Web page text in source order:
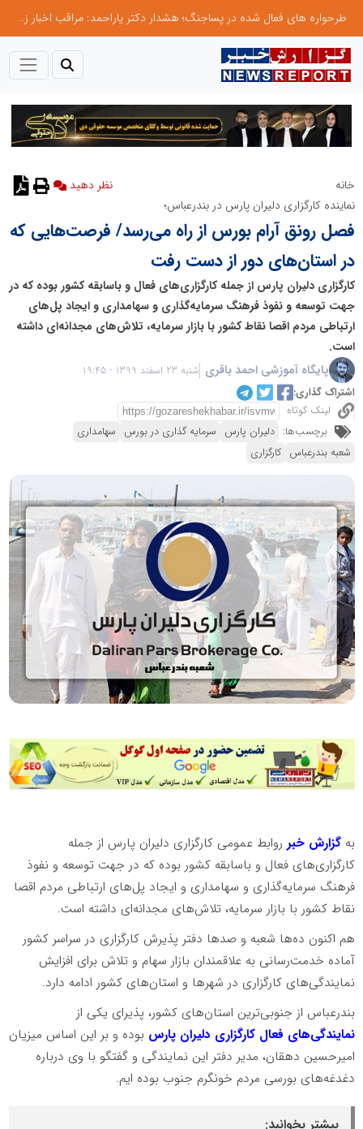
طرحواره های فعال شده در پساجنگ؛ هشدار دکتر یاراحمد: مراقب اخبار زرد و واکنش های هیجانی باشید
خانه
نظر دهید
نماینده کارگزاری دلیران پارس در بندرعباس؛
فصل رونق آرام بورس از راه می‌رسد/ فرصت‌هایی که
در استان‌های دور از دست رفت
کارگزاری دلیران پارس از جمله کارگزاری‌های فعال و باسابقه کشور بوده که در
جهت توسعه و نفوذ فرهنگ سرمایه‌گذاری و سهامداری و ایجاد پل‌های
ارتباطی مردم اقصا نقاط کشور با بازار سرمایه، تلاش‌های مجدانه‌ای داشته
است.
پایگاه آموزشی احمد باقری شنبه 23 اسفند 1399 - 19:45
اشتراک گذاری:
لینک کوتاه
برچسب‌ها: دلیران پارس سرمایه گذاری در بورس سهامداری
شعبه بندرعباس کارگزاری
بهگزارش خبر روابط عمومی کارگزاری دلیران پارس از جمله
کارگزاری‌های فعال و باسابقه کشور بوده که در جهت توسعه و نفوذ
فرهنگ سرمایه‌گذاری و سهامداری و ایجاد پل‌های ارتباطی مردم اقصا
نقاط کشور با بازار سرمایه، تلاش‌های مجدانه‌ای داشته است.
هم اکنون ده‌ها شعبه و صد‌ها دفتر پذیرش کارگزاری در سراسر کشور
آماده خدمت‌رسانی به علاقمندان بازار سهام و تلاش برای افزایش
نمایندگی‌های کارگزاری در شهر‌ها و استان‌های کشور ادامه دارد.
بندرعباس از جنوبی‌ترین استان‌های کشور، پذیرای یکی از
نمایندگی‌های فعال کارگزاری دلیران پارس بوده و بر این اساس میزیان
امیرحسین دهقان، مدیر دفتر این نمایندگی و گفتگو با وی درباره
دغدغه‌های بورسی مردم خونگرم جنوب بوده ایم.
بیشتر بخوانید: